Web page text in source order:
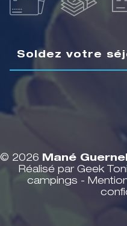
Soldez votre
© 2026 Mané
Réalisé par Geek
campings -